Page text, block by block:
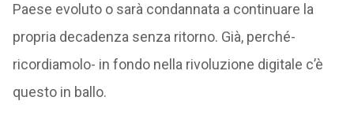
Paese evoluto o sarà condannata a continuare la
propria decadenza senza ritorno. Già, perché-
ricordiamolo- in fondo nella rivoluzione digitale c’è
questo in ballo.